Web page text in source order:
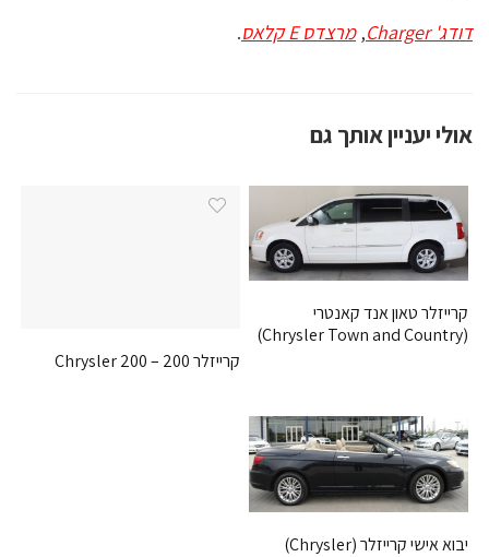
דודג' Charger
,מרצדס E קלאס .
אולי יעניין אותך גם
קרייזלר טאון אנד קאנטרי
(Chrysler Town and Country)
קרייזלר 200 – Chrysler 200
יבוא אישי קרייזלר (Chrysler)